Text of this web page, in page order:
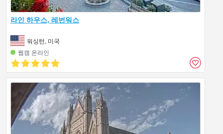
라인 하우스, 레번워스
워싱턴, 미국
웹캠 온라인